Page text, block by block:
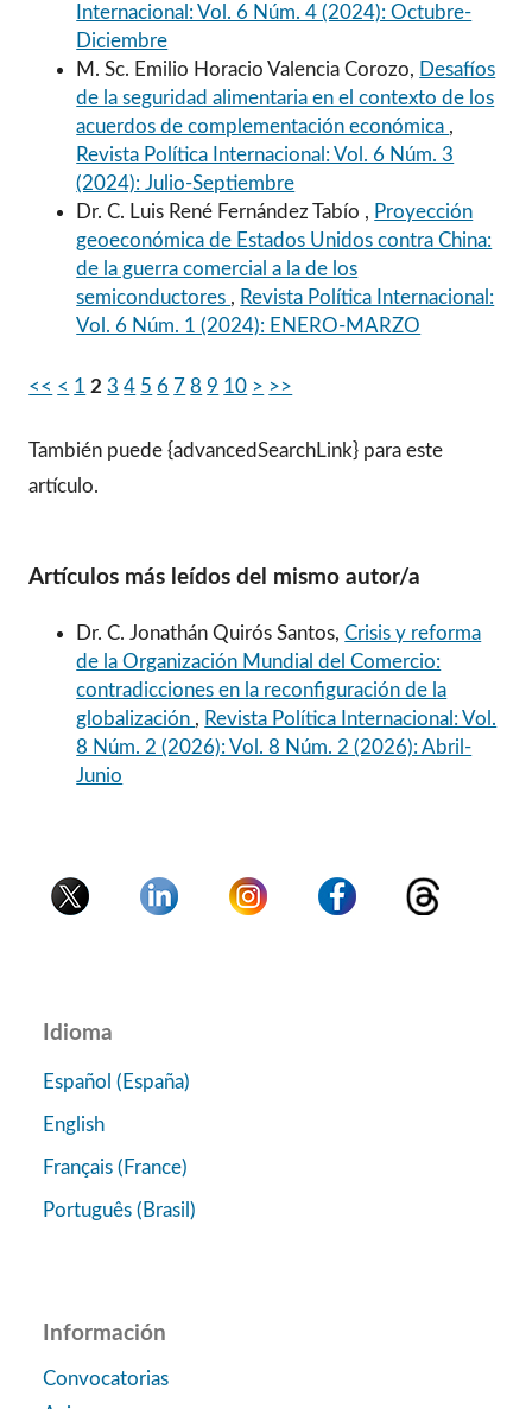
Internacional: Vol. 6 Núm. 4 (2024): Octubre-
Diciembre
M. Sc. Emilio Horacio Valencia Corozo, Desafíos
de la seguridad alimentaria en el contexto de los
acuerdos de complementación económica ,
Revista Política Internacional: Vol. 6 Núm. 3
(2024): Julio-Septiembre
Dr. C. Luis René Fernández Tabío , Proyección
geoeconómica de Estados Unidos contra China:
de la guerra comercial a la de los
semiconductores , Revista Política Internacional:
Vol. 6 Núm. 1 (2024): ENERO-MARZO
<< < 1 2 3 4 5 6 7 8 9 10 > >>
También puede {advancedSearchLink} para este
artículo.
Artículos más leídos del mismo autor/a
Dr. C. Jonathán Quirós Santos,Crisis y reforma
de la Organización Mundial del Comercio:
contradicciones en la reconfiguración de la
globalización , Revista Política Internacional: Vol.
8 Núm. 2 (2026): Vol. 8 Núm. 2 (2026): Abril-
Junio
Idioma
Español (España)
English
Français (France)
Português (Brasil)
Información
Convocatorias